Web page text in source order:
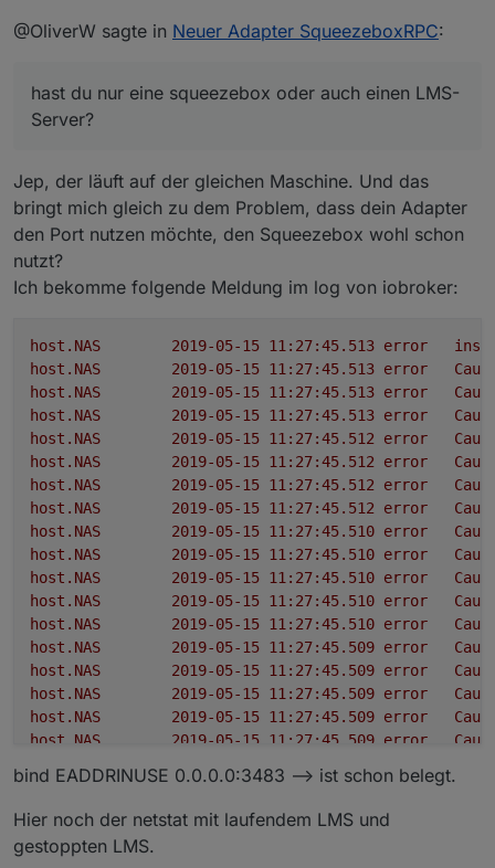
Standard-Widgets verbaut.
Die Playbuttons sind die On/Off-Buttonsaus
aus meinem Artwork-State befüttert, was sich
passend zur Station oder Album entsprechend
ändert
Datum und Zeit ist SimpleClock und SimpleDate
und die Playerauswahl zu bauen
@OliverW sagte in Neuer Adapter SqueezeboxRPC:
hast du nur eine squeezebox oder auch einen LMS-
Server?
Jep, der läuft auf der gleichen Maschine. Und das
bringt mich gleich zu dem Problem, dass dein Adapter
den Port nutzen möchte, den Squeezebox wohl schon
nutzt?
Ich bekomme folgende Meldung im log von iobroker:
host.NAS error
host.NAS
error
host.NAS
error
host.NAS
error
host.NAS
error
host.NAS
error
host.NAS
error
host.NAS
error
host.NAS
error
host.NAS
error
host.NAS
error
host.NAS
error
host.NAS
error
host.NAS
error
host.NAS
error
host.NAS
error
host.NAS
error
host.NAS
error
host.NAS
2019-05-15 11:27:45.508 error
host.NAS
error
bind EADDRINUSE 0.0.0.0:3483 --> ist schon belegt.
Hier noch der netstat mit laufendem LMS und
gestoppten LMS.